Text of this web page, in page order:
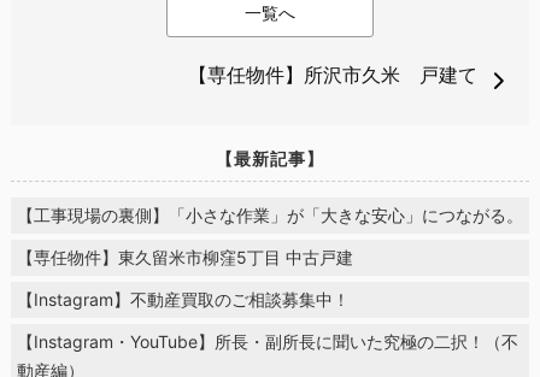
一覧へ
【専任物件】所沢市久米 戸建て
【最新記事】
【工事現場の裏側】「小さな作業」が「大きな安心」につながる。
【専任物件】東久留米市柳窪5丁目 中古戸建
【Instagram】不動産買取のご相談募集中！
【Instagram・YouTube】所長・副所長に聞いた究極の二択！（不
動産編）